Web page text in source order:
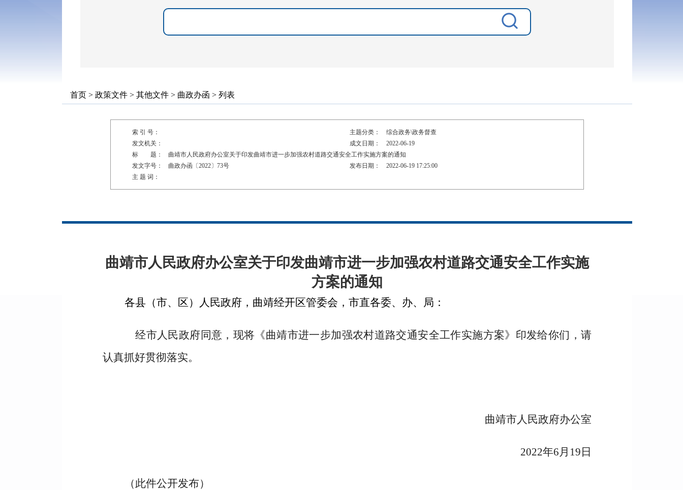
首页 > 政策文件 > 其他文件 > 曲政办函 > 列表
索 引 号： 主题分类：
综合政务\政务督查
发文机关：
成文日期：
2022-06-19
标 题：
曲靖市人民政府办公室关于印发曲靖市进一步加强农村道路交通安全工作实施方案的通知
发文字号：
曲政办函〔2022〕73号 发布日期：
2022-06-19 17:25:00
主 题 词：
曲靖市人民政府办公室关于印发曲靖市进一步加强农村道路交通安全工作实施
方案的通知
各县（市、区）人民政府，曲靖经开区管委会，市直各委、办、局：
经市人民政府同意，现将《曲靖市进一步加强农村道路交通安全工作实施方案》印发给你们，请
认真抓好贯彻落实。
曲靖市人民政府办公室
2022年6月19日
（此件公开发布）